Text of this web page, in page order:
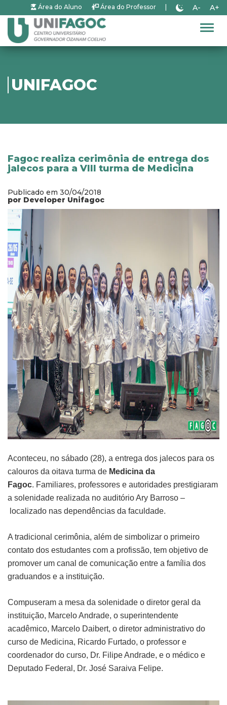
Área do Aluno Área do Professor A- A+
UNIFAGOC
Fagoc realiza cerimônia de entrega dos
jalecos para a VIII turma de Medicina
Publicado em 30/04/2018
por Developer Unifagoc
Aconteceu, no sábado (28), a entrega dos jalecos para os
calouros da oitava turma de Medicina da
Fagoc. Familiares, professores e autoridades prestigiaram
a solenidade realizada no auditório Ary Barroso –
localizado nas dependências da faculdade.
A tradicional cerimônia, além de simbolizar o primeiro
contato dos estudantes com a profissão, tem objetivo de
promover um canal de comunicação entre a família dos
graduandos e a instituição.
Compuseram a mesa da solenidade o diretor geral da
instituição, Marcelo Andrade, o superintendente
acadêmico, Marcelo Daibert, o diretor administrativo do
curso de Medicina, Ricardo Furtado, o professor e
coordenador do curso, Dr. Filipe Andrade, e o médico e
Deputado Federal, Dr. José Saraiva Felipe.